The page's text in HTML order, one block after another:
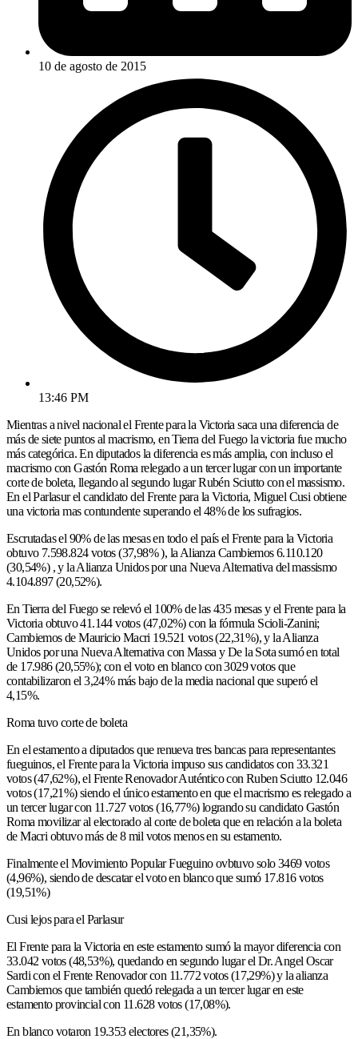
10 de agosto de 2015
13:46 PM
Mientras a nivel nacional el Frente para la Victoria saca una diferencia de
más de siete puntos al macrismo, en Tierra del Fuego la victoria fue mucho
más categórica. En diputados la diferencia es más amplia, con incluso el
macrismo con Gastón Roma relegado a un tercer lugar con un importante
corte de boleta, llegando al segundo lugar Rubén Sciutto con el massismo.
En el Parlasur el candidato del Frente para la Victoria, Miguel Cusi obtiene
una victoria mas contundente superando el 48% de los sufragios.
Escrutadas el 90% de las mesas en todo el país el Frente para la Victoria
obtuvo 7.598.824 votos (37,98% ), la Alianza Cambiemos 6.110.120
(30,54%) , y la Alianza Unidos por una Nueva Alternativa del massismo
4.104.897 (20,52%).
En Tierra del Fuego se relevó el 100% de las 435 mesas y el Frente para la
Victoria obtuvo 41.144 votos (47,02%) con la fórmula Scioli-Zanini;
Cambiemos de Mauricio Macri 19.521 votos (22,31%), y la Alianza
Unidos por una Nueva Alternativa con Massa y De la Sota sumó en total
de 17.986 (20,55%); con el voto en blanco con 3029 votos que
contabilizaron el 3,24% más bajo de la media nacional que superó el
4,15%.
Roma tuvo corte de boleta
En el estamento a diputados que renueva tres bancas para representantes
fueguinos, el Frente para la Victoria impuso sus candidatos con 33.321
votos (47,62%), el Frente Renovador Auténtico con Ruben Sciutto 12.046
votos (17,21%) siendo el único estamento en que el macrismo es relegado a
un tercer lugar con 11.727 votos (16,77%) logrando su candidato Gastón
Roma movilizar al electorado al corte de boleta que en relación a la boleta
de Macri obtuvo más de 8 mil votos menos en su estamento.
Finalmente el Movimiento Popular Fueguino ovbtuvo solo 3469 votos
(4,96%), siendo de descatar el voto en blanco que sumó 17.816 votos
(19,51%)
Cusi lejos para el Parlasur
El Frente para la Victoria en este estamento sumó la mayor diferencia con
33.042 votos (48,53%), quedando en segundo lugar el Dr. Angel Oscar
Sardi con el Frente Renovador con 11.772 votos (17,29%) y la alianza
Cambiemos que también quedó relegada a un tercer lugar en este
estamento provincial con 11.628 votos (17,08%).
En blanco votaron 19.353 electores (21,35%).